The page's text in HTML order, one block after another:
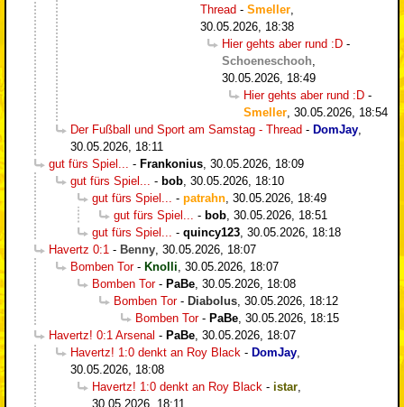
Thread - Smeller
30.05.2026, 18:38
Hier gehts aber rund :D -
Schoeneschooh
30.05.2026, 18:49
Hier gehts aber rund :D -
Smeller 30.05.2026, 18:54
Der Fußball und Sport am Samstag - Thread - DomJay
30.05.2026, 18:11
gut fürs Spiel...
- Frankonius 30.05.2026, 18:09
gut fürs Spiel...
- bob 30.05.2026, 18:10
gut fürs Spiel...
- patrahn 30.05.2026, 18:49
gut fürs Spiel...
- bob 30.05.2026, 18:51
gut fürs Spiel...
- quincy123 30.05.2026, 18:18
Havertz 0:1 - Benny 30.05.2026, 18:07
Bomben Tor- Knolli 30.05.2026, 18:07
Bomben Tor- PaBe 30.05.2026, 18:08
Bomben Tor- Diabolus 30.05.2026, 18:12
Bomben Tor- PaBe 30.05.2026, 18:15
Havertz! 0:1 Arsenal - PaBe 30.05.2026, 18:07
Havertz! 1:0 denkt an Roy Black - DomJay
30.05.2026, 18:08
Havertz! 1:0 denkt an Roy Black - istar
30.05.2026, 18:11